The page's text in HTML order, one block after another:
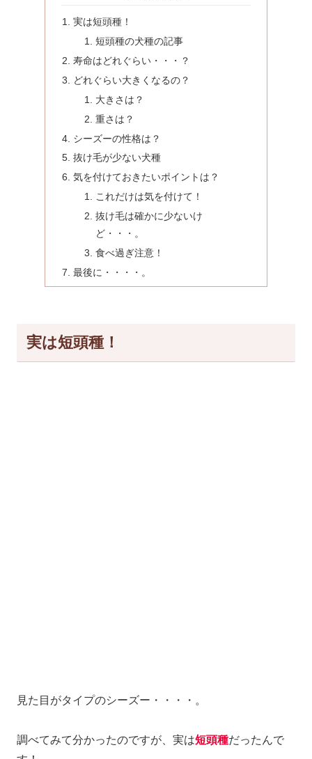
実は短頭種！
短頭種の犬種の記事
寿命はどれぐらい・・・？
どれぐらい大きくなるの？
大きさは？
重さは？
シーズーの性格は？
抜け毛が少ない犬種
気を付けておきたいポイントは？
これだけは気を付けて！
抜け毛は確かに少ないけ
ど・・・。
食べ過ぎ注意！
最後に・・・・。
実は短頭種！
見た目がタイプのシーズー・・・・。
調べてみて分かったのですが、実は短頭種だったんで